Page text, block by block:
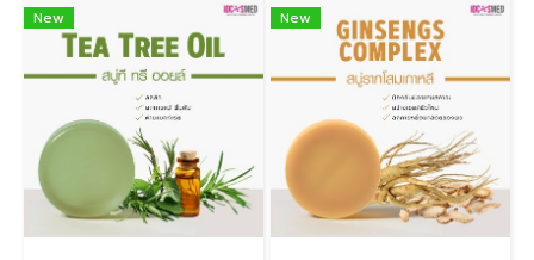
New New